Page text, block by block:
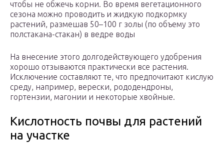
чтобы не обжечь корни. Во время вегетационного
сезона можно проводить и жидкую подкормку
растений, размешав 50–100 г золы (по объему это
полстакана-стакан) в ведре воды
На внесение этого долгодействующего удобрения
хорошо отзываются практически все растения.
Исключение составляют те, что предпочитают кислую
среду, например, верески, рододендроны,
гортензии, магонии и некоторые хвойные.
Кислотность почвы для растений
на участке